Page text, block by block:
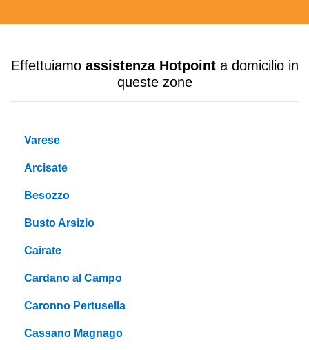
Effettuiamo assistenza Hotpointa domicilio in
queste zone
Varese
Arcisate
Besozzo
Busto Arsizio
Cairate
Cardano al Campo
Caronno Pertusella
Cassano Magnago